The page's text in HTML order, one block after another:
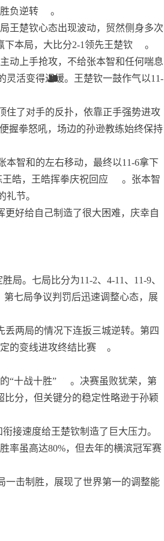
20
10
41
45
20
20
20
20
20
11
10
20
20
34
20
33
负逆转
21
。
王楚钦心态出现波动，贸然侧身多次
本局，大比分2-1领先王楚钦
10
。
动上手抢攻，不给张本智和任何喘息
灵活变得迟缓。王楚钦一鼓作气以11-
11
住了对手的反扑，依靠正手强势进攻
11
握拳怒吼，场边的孙逊教练始终保持
本智和的左右移动，最终以11-6拿下
10
皓，王皓挥拳庆祝回应
33
。张本智
节。
更好给自己制造了很大困难，庆幸自
33
局。七局比分为11-2、4-11、11-9、
第七局争议判罚后迅速调整心态，展
20
丢两局的情况下连扳三城逆转。第四
的变线进攻终结比赛
11
。
“十战十胜”
34
。决赛虽败犹荣，第
分，但关键分的稳定性略逊于孙颖
20
接速度给王楚钦制造了巨大压力。
率虽高达80%，但去年的横滨冠军赛
10
一击制胜，展现了世界第一的调整能
10
10
11
33
33
21
34